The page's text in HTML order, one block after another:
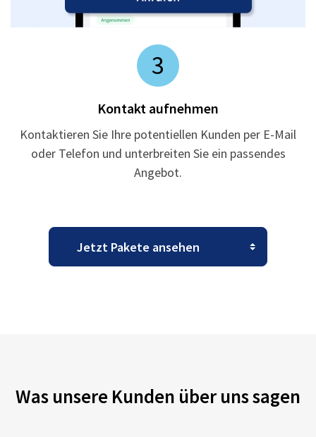
3
Kontakt aufnehmen
Kontaktieren Sie Ihre potentiellen Kunden per E-Mail
oder Telefon und unterbreiten Sie ein passendes
Angebot.
Was unsere Kunden über uns sagen